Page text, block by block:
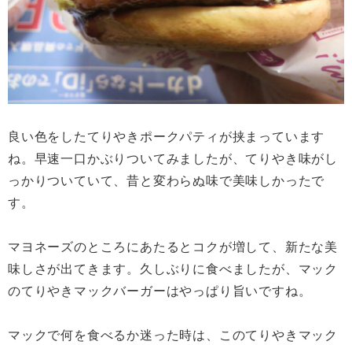
良い色をしたてりやきポークパティが挟まっています
ね。早速一口かぶりついてみましたが、てりやき味がし
っかりついていて、昔と変わらぬ味で美味しかったで
す。
マヨネーズのところにあたるとコクが増して、新たな美
味しさが出てきます。久しぶりに食べましたが、マック
のてりやきマックバーガーはやっぱり旨いですね。
マックで何を食べるか迷った時は、このてりやきマック